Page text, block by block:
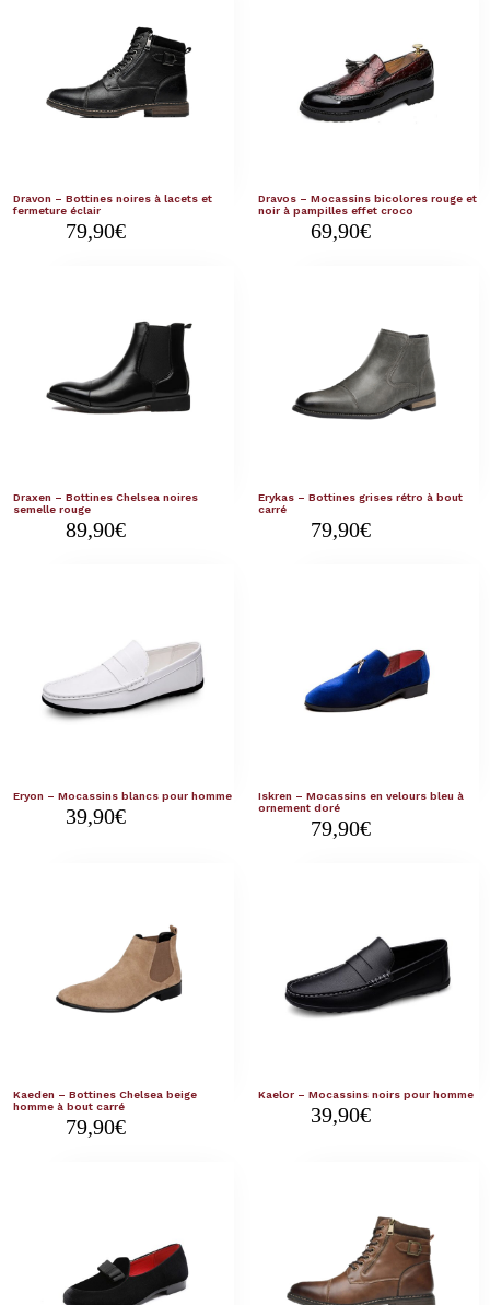
Dravon – Bottines noires à lacets et
fermeture éclair
79,90€
Dravos – Mocassins bicolores rouge et
noir à pampilles effet croco
69,90€
Draxen – Bottines Chelsea noires
semelle rouge
89,90€
Erykas – Bottines grises rétro à bout
carré
79,90€
Eryon – Mocassins blancs pour homme
39,90€
Iskren – Mocassins en velours bleu à
ornement doré
79,90€
Kaeden – Bottines Chelsea beige
homme à bout carré
79,90€
Kaelor – Mocassins noirs pour homme
39,90€